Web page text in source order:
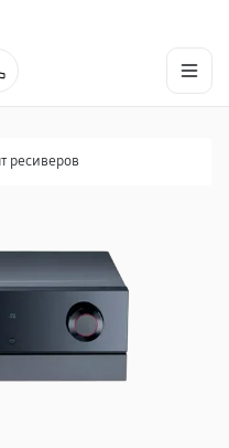
ресиверов